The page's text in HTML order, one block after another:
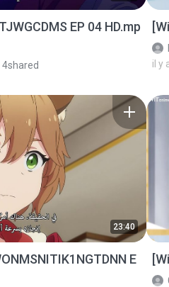
EP 04 HD.mp
4shared
il y
23:40
E